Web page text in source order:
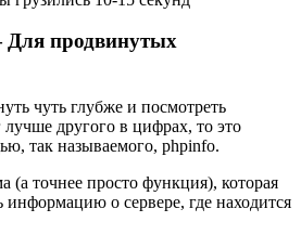
продвинутых
чуть глубже и посмотреть
лучше другого в цифрах, то это
так называемого, phpinfo.
(а точнее просто функция), которая
информацию о сервере, где находится